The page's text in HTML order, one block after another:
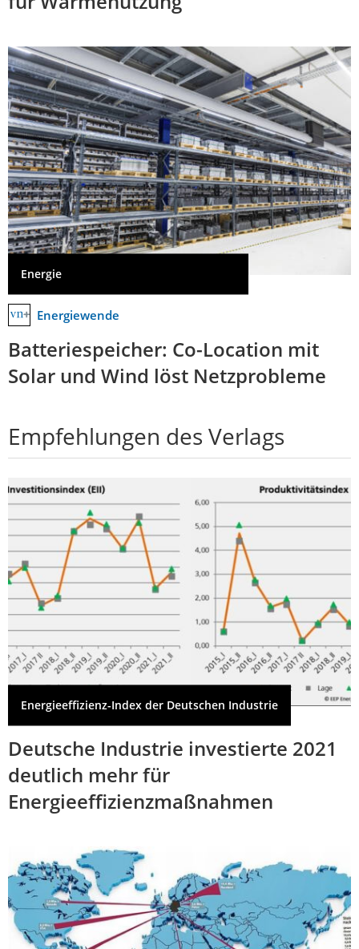
Energie
Energiewende
Batteriespeicher: Co-Location mit
Solar und Wind löst Netzprobleme
Empfehlungen des Verlags
Energieeffizienz-Index der Deutschen Industrie
Deutsche Industrie investierte 2021
deutlich mehr für
Energieeffizienzmaßnahmen